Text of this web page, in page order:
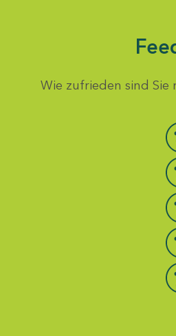
Wie zufrieden sind Sie